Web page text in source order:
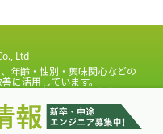
Ltd
年齢・性別・興味関心などの
に活用しています。
され、広告設定から無効化で
についてはこちらご確認くだ